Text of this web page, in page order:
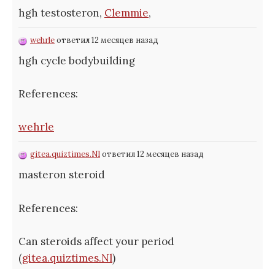
hgh testosteron, Clemmie,
wehrleответил 12 месяцев назад
hgh cycle bodybuilding
References:
wehrle
gitea.quiztimes.Nlответил 12 месяцев назад
masteron steroid
References:
Can steroids affect your period
(gitea.quiztimes.Nl)